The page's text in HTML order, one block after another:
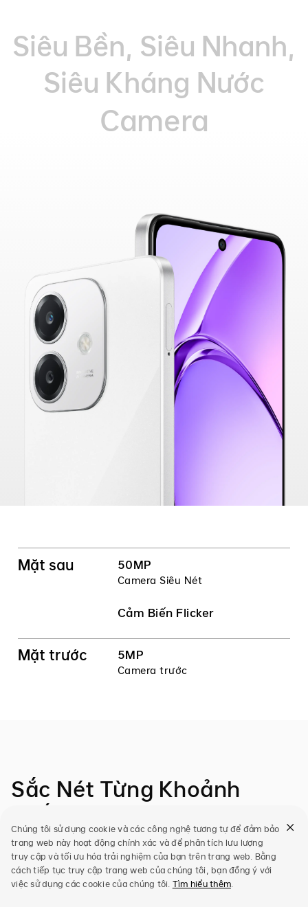
Chúng tôi sử dụng cookie và các công nghệ tương tự để đảm bảo
trang web này hoạt động chính xác và để phân tích lưu lượng
truy cập và tối ưu hóa trải nghiệm của bạn trên trang web. Bằng
cách tiếp tục truy cập trang web của chúng tôi, bạn đồng ý với
việc sử dụng các cookie của chúng tôi. Tìm hiểu thêm
Siêu Bền, Siêu Nhanh,
Siêu Kháng Nước
Camera
Mặt sau 50MP
Camera Siêu Nét
Cảm Biến Flicker
Mặt trước 5MP
Camera trước
Sắc Nét Từng Khoảnh
Camera Siêu Nét 50MP trang bị sẵn chế độ mặc
định 12.5MP, cho phép lưu lại mọi kỷ niệm sắc nét
bất ngờ mà vẫn tối ưu hiệu quả cho không gian